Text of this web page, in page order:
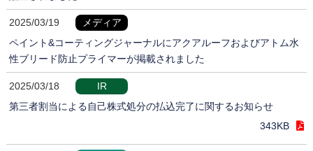
2025/03/19
メディア
ペイント&コーティングジャーナルにアクアルーフおよびアトム水
性ブリード防止プライマーが掲載されました
2025/03/18
IR
第三者割当による自己株式処分の払込完了に関するお知らせ
343KB